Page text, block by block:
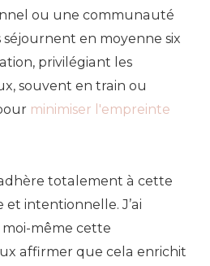
ou une communauté
séjournent en moyenne six
privilégiant les
souvent en train ou
minimiser l'empreinte
totalement à cette
intentionnelle. J’ai
même cette
affirmer que cela enrichit